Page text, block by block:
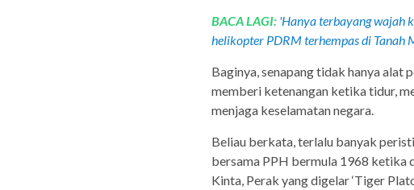
BACA LAGI: 'Hanya terbayang wajah
helikopter PDRM terhempas di Tanah
Baginya, senapang tidak hanya alat
memberi ketenangan ketika tidur,
menjaga keselamatan negara.
Beliau berkata, terlalu banyak
bersama PPH bermula 1968 ketika
Kinta, Perak yang digelar ‘Tiger